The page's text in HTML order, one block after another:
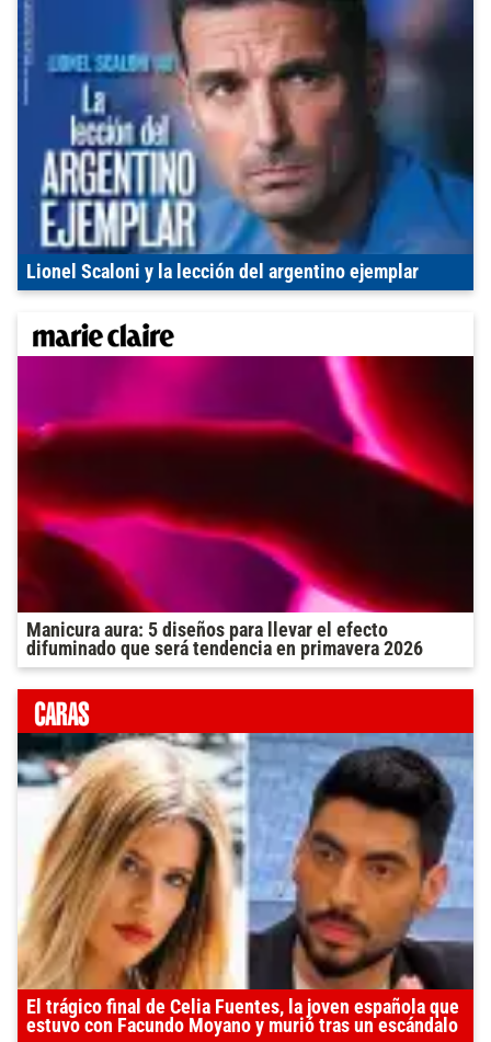
Lionel Scaloni y la lección del argentino ejemplar
Manicura aura: 5 diseños para llevar el efecto
difuminado que será tendencia en primavera 2026
El trágico final de Celia Fuentes, la joven española que
estuvo con Facundo Moyano y murió tras un escándalo